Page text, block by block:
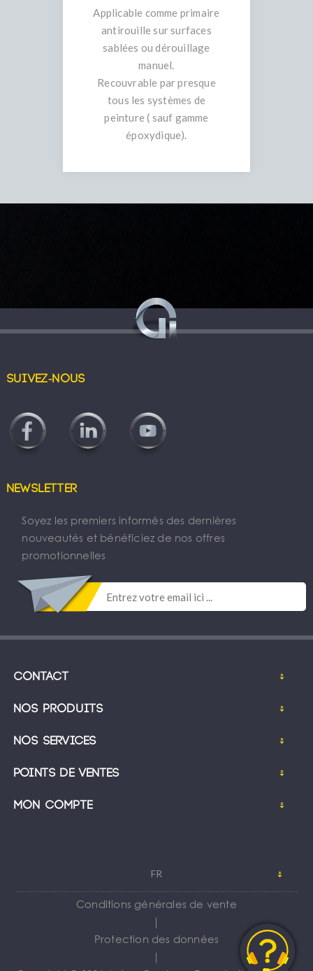
Applicable comme primaire
antirouille sur surfaces
sablées ou dérouillage
manuel.
Recouvrable par presque
tous les systèmes de
peinture ( sauf gamme
époxydique).
Suivez-nous
Newsletter
Soyez les premiers informés des dernières
nouveautés et bénéficiez de nos offres
promotionnelles
Contact
Nos produits
Nos services
Points de ventes
Mon compte
FR
Conditions générales de vente
｜
Protection des données
｜